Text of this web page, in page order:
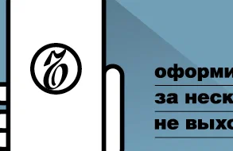
в «Ъ» www.kommersant.ru/ad